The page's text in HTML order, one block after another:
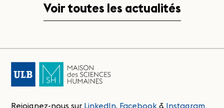
Voir toutes les actualités
Rejoignez-nous sur LinkedIn, Facebook & Instagram